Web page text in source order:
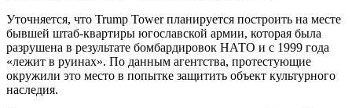
Уточняется, что Trump Tower планируется построить на месте
бывшей штаб-квартиры югославской армии, которая была
разрушена в результате бомбардировок НАТО и с 1999 года
«лежит в руинах». По данным агентства, протестующие
окружили это место в попытке защитить объект культурного
наследия.